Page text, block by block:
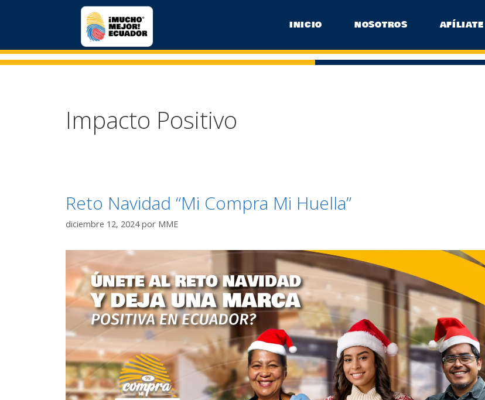
INICIO NOSOTROS AFÍLIATE
Impacto Positivo
Reto Navidad “Mi Compra Mi Huella”
diciembre 12, 2024 por MME